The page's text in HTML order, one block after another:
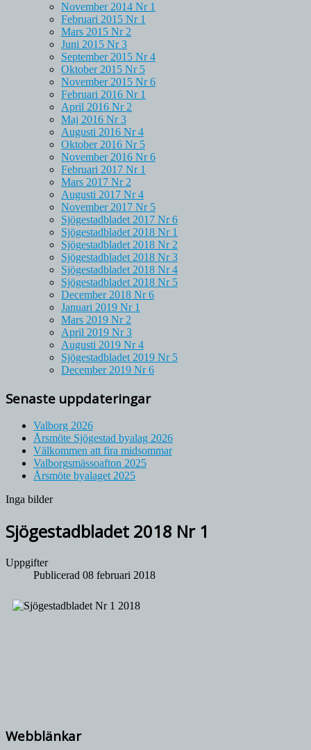
November 2014 Nr 1
Februari 2015 Nr 1
Mars 2015 Nr 2
Juni 2015 Nr 3
September 2015 Nr 4
Oktober 2015 Nr 5
November 2015 Nr 6
Februari 2016 Nr 1
April 2016 Nr 2
Maj 2016 Nr 3
Augusti 2016 Nr 4
Oktober 2016 Nr 5
November 2016 Nr 6
Februari 2017 Nr 1
Mars 2017 Nr 2
Augusti 2017 Nr 4
November 2017 Nr 5
Sjögestadbladet 2017 Nr 6
Sjögestadbladet 2018 Nr 1
Sjögestadbladet 2018 Nr 2
Sjögestadbladet 2018 Nr 3
Sjögestadbladet 2018 Nr 4
Sjögestadbladet 2018 Nr 5
December 2018 Nr 6
Januari 2019 Nr 1
Mars 2019 Nr 2
April 2019 Nr 3
Augusti 2019 Nr 4
Sjögestadbladet 2019 Nr 5
December 2019 Nr 6
Senaste uppdateringar
Valborg 2026
Årsmöte Sjögestad byalag 2026
Välkommen att fira midsommar
Valborgsmässoafton 2025
Årsmöte byalaget 2025
Inga bilder
Sjögestadbladet 2018 Nr 1
Uppgifter
Publicerad 08 februari 2018
Webblänkar